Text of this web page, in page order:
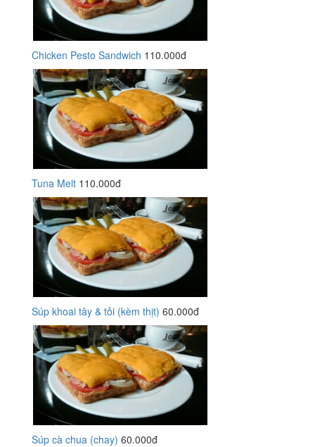
Chicken Pesto Sandwich 110.000đ
Tuna Melt 110.000đ
Súp khoai tây & tỏi (kèm thịt) 60.000đ
Súp cà chua (chay) 60.000đ